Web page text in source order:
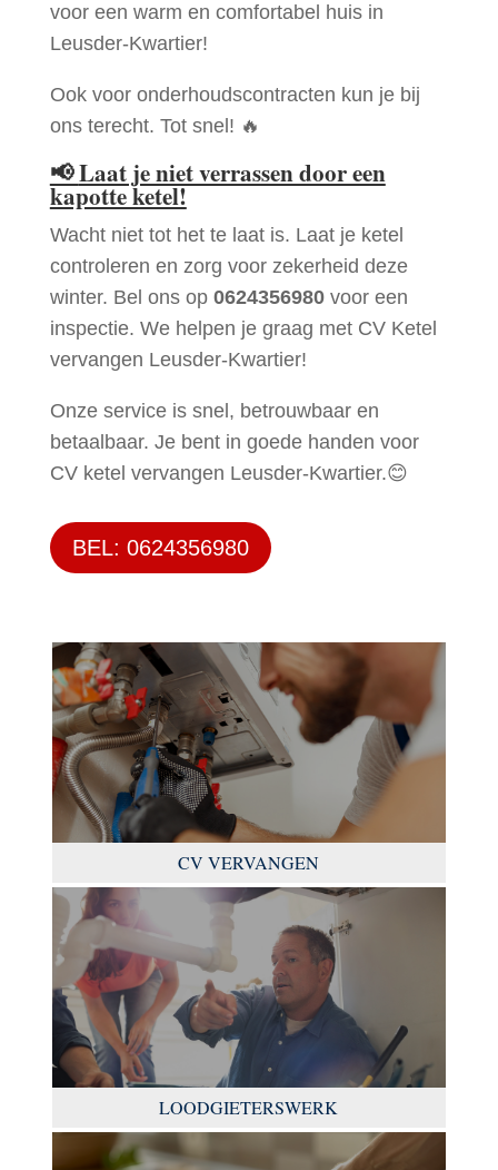
voor een warm en comfortabel huis in
Leusder-Kwartier!
Ook voor onderhoudscontracten kun je bij
ons terecht. Tot snel! 🔥
📢Laat je niet verrassen door een
kapotte ketel!
Wacht niet tot het te laat is. Laat je ketel
controleren en zorg voor zekerheid deze
winter. Bel ons op 0624356980voor een
inspectie. We helpen je graag met CV Ketel
vervangen Leusder-Kwartier!
Onze service is snel, betrouwbaar en
betaalbaar. Je bent in goede handen voor
CV ketel vervangen Leusder-Kwartier.😊
BEL: 0624356980
CV VERVANGEN
LOODGIETERSWERK